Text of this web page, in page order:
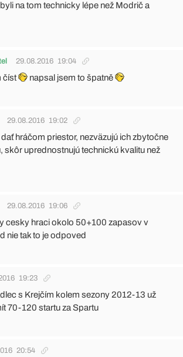
na tom technicky lépe než Modrič a
29.08.2016 19:04
číst napsal jsem to špatně
29.08.2016 19:02
hráčom priestor, nezväzujú ich zbytočne
skôr uprednostnujú technickú kvalitu než
29.08.2016 19:06
cesky hraci okolo 50+100 zapasov v
nie tak to je odpoved
19:23
s Krejčím kolem sezony 2012-13 už
70-120 startu za Spartu
20:54